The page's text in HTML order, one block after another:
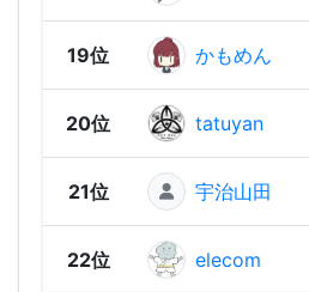
19位 かもめん
20位 tatuyan
21位 宇治山田
22位 elecom